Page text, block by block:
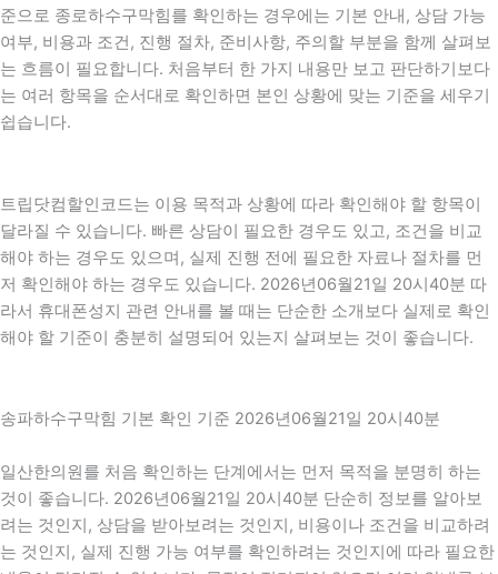
준으로 종로하수구막힘를 확인하는 경우에는 기본 안내, 상담 가능
여부, 비용과 조건, 진행 절차, 준비사항, 주의할 부분을 함께 살펴보
는 흐름이 필요합니다. 처음부터 한 가지 내용만 보고 판단하기보다
는 여러 항목을 순서대로 확인하면 본인 상황에 맞는 기준을 세우기
쉽습니다.
트립닷컴할인코드는 이용 목적과 상황에 따라 확인해야 할 항목이
달라질 수 있습니다. 빠른 상담이 필요한 경우도 있고, 조건을 비교
해야 하는 경우도 있으며, 실제 진행 전에 필요한 자료나 절차를 먼
저 확인해야 하는 경우도 있습니다. 2026년06월21일 20시40분 따
라서 휴대폰성지 관련 안내를 볼 때는 단순한 소개보다 실제로 확인
해야 할 기준이 충분히 설명되어 있는지 살펴보는 것이 좋습니다.
송파하수구막힘 기본 확인 기준 2026년06월21일 20시40분
일산한의원를 처음 확인하는 단계에서는 먼저 목적을 분명히 하는
것이 좋습니다. 2026년06월21일 20시40분 단순히 정보를 알아보
려는 것인지, 상담을 받아보려는 것인지, 비용이나 조건을 비교하려
는 것인지, 실제 진행 가능 여부를 확인하려는 것인지에 따라 필요한